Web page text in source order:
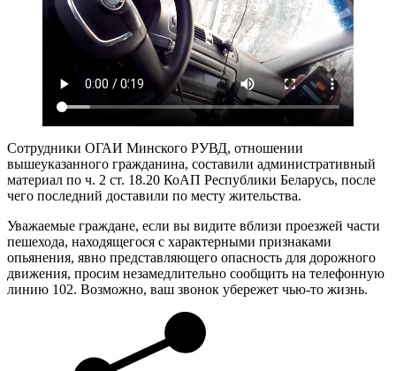
Сотрудники ОГАИ Минского РУВД, отношении
вышеуказанного гражданина, составили административный
материал по ч. 2 ст. 18.20 КоАП Республики Беларусь, после
чего последний доставили по месту жительства.
Уважаемые граждане, если вы видите вблизи проезжей части
пешехода, находящегося с характерными признаками
опьянения, явно представляющего опасность для дорожного
движения, просим незамедлительно сообщить на телефонную
линию 102. Возможно, ваш звонок убережет чью-то жизнь.